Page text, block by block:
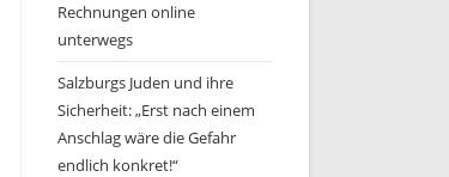
Rechnungen online
unterwegs
Salzburgs Juden und ihre
Sicherheit: „Erst nach einem
Anschlag wäre die Gefahr
endlich konkret!“